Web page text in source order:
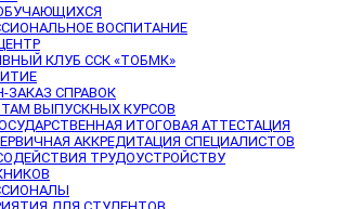
ВОСПИТАНИЕ
КЛУБ ССК «ТОБМК»
ЗАКАЗ СПРАВОК
ВЫПУСКНЫХ КУРСОВ
ИТОГОВАЯ АТТЕСТАЦИЯ
АККРЕДИТАЦИЯ СПЕЦИАЛИСТОВ
ТРУДОУСТРОЙСТВУ